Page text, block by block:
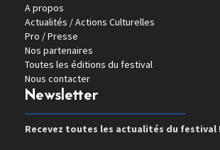
A propos
Actualités / Actions Culturelles
Pro / Presse
Nos partenaires
Toutes les éditions du festival
Nous contacter
Newsletter
Recevez toutes les actualités du festival !